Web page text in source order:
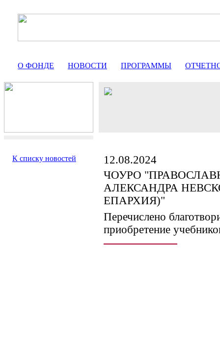
О ФОНДЕ НОВОСТИ ПРОГРАММЫ
К списку новостей
12.08.2024
ЧОУРО
АЛЕКСАНДРА
ЕПАРХИЯ)"
Перечислено
приобретение